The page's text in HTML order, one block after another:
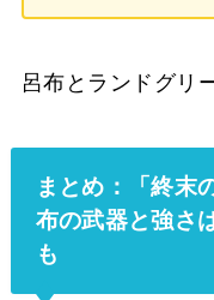
呂布とランドグリ
まとめ：「終末
布の武器と強さ
も